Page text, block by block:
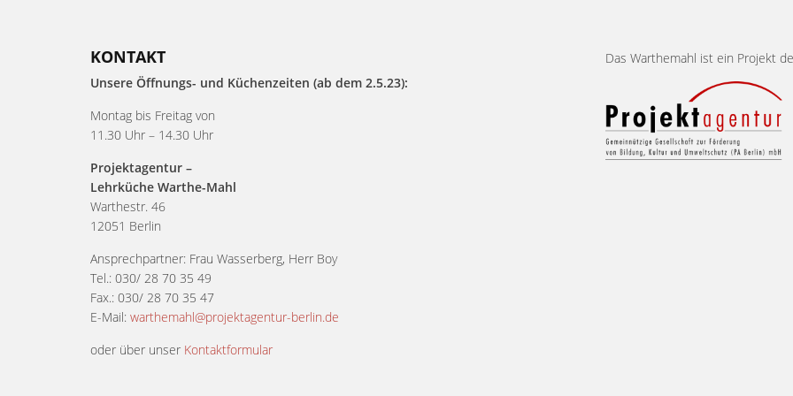
KONTAKT
Unsere Öffnungs- und Küchenzeiten (ab dem 2.5.23):
Montag bis Freitag von
11.30 Uhr – 14.30 Uhr
Projektagentur –
Lehrküche Warthe-Mahl
Warthestr. 46
12051 Berlin
Ansprechpartner: Frau Wasserberg, Herr Boy
Tel.: 030/ 28 70 35 49
Fax.: 030/ 28 70 35 47
E-Mail:warthemahl@projektagentur-berlin.de
oder über unser Kontaktformular
Das Warthemahl ist ein Projekt